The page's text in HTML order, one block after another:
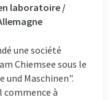
laboratoire /
une société
Chiemsee sous le
Maschinen".
à